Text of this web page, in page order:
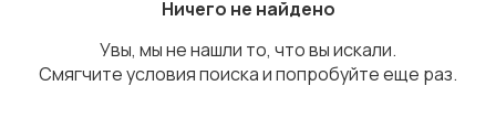
Ничего не найдено
Увы, мы не нашли то, что вы искали.
Смягчите условия поиска и попробуйте еще раз.